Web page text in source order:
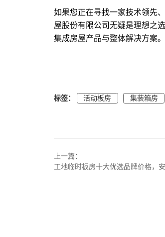
如果您正在寻找一家技术领先
屋股份有限公司无疑是理想之
集成房屋产品与整体解决方案
标签： 活动板房 集装箱房
上一篇：
工地临时板房十大优选品牌价格，